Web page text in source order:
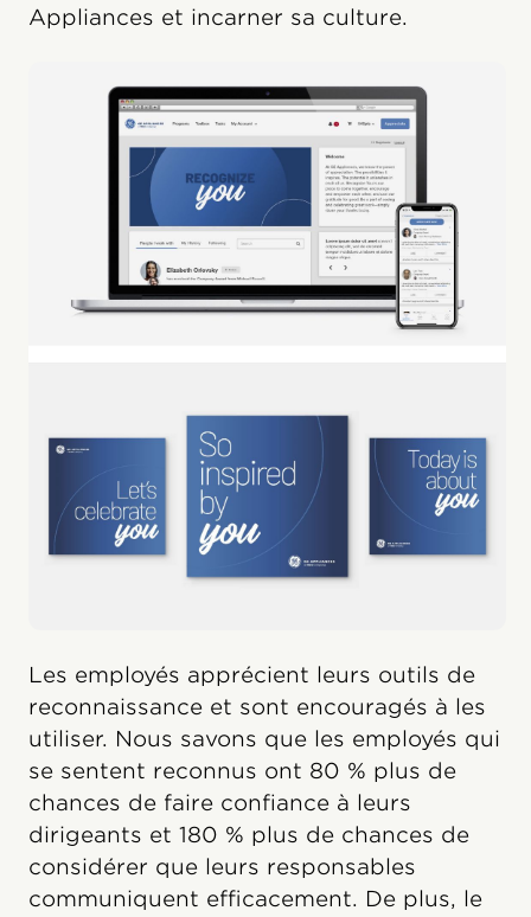
Appliances et incarner sa culture.
Les employés apprécient leurs outils de
reconnaissance et sont encouragés à les
utiliser. Nous savons que les employés qui
se sentent reconnus ont 80 % plus de
chances de faire confiance à leurs
dirigeants et 180 % plus de chances de
considérer que leurs responsables
communiquent efficacement. De plus, le